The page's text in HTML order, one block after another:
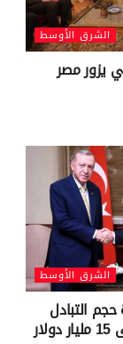
الشرق الأوسط
يزور مصر
الشرق الأوسط
التبادل